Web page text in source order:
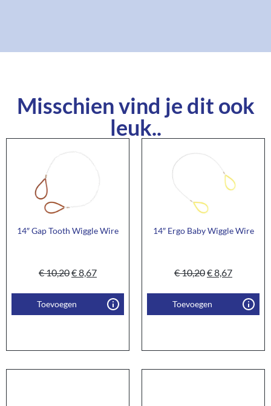
Misschien vind je dit ook
leuk..
14″ Gap Tooth Wiggle Wire
€10,20€8,67
Toevoegen
14″ Ergo Baby Wiggle Wire
€10,20€8,67
Toevoegen